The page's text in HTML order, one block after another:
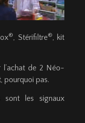
®, Stérifiltre®, kit
l’achat de 2 Néo-
pourquoi pas.
sont les signaux